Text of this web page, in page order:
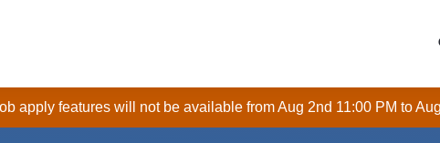
apply features will not be available from Aug 2nd 11:00 PM to